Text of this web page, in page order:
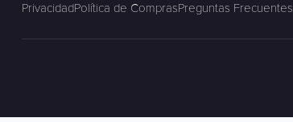
PrivacidadPolítica de ComprasPreguntas Frecuentes